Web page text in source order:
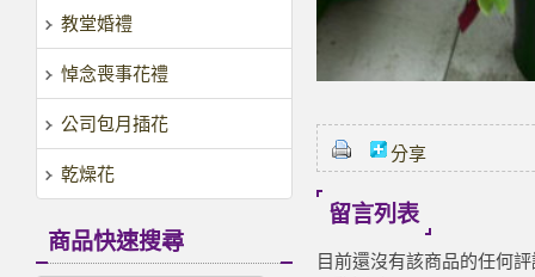
教堂婚禮
悼念喪事花禮
公司包月插花
乾燥花
商品快速搜尋
分享
留言列表
目前還沒有該商品的任何